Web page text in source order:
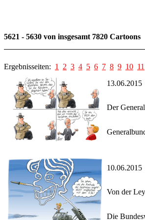
5621 - 5630 von insgesamt 7820 Cartoons
Ergebnisseiten: 1 2 3 4 5 6 7 8 9 10 11
13.06.2015
Der
10.06.2015
Von der
Die